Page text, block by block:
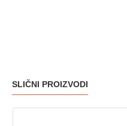
SLIČNI PROIZVODI